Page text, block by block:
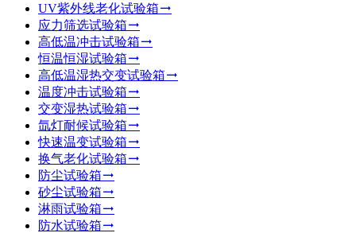
UV紫外线老化试验箱
应力筛选试验箱
高低温冲击试验箱
恒温恒湿试验箱
高低温湿热交变试验箱
温度冲击试验箱
交变湿热试验箱
氙灯耐候试验箱
快速温变试验箱
换气老化试验箱
防尘试验箱
砂尘试验箱
淋雨试验箱
防水试验箱